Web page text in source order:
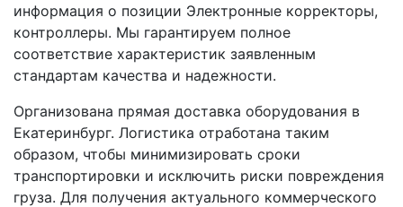
информация о позиции Электронные корректоры,
контроллеры. Мы гарантируем полное
соответствие характеристик заявленным
стандартам качества и надежности.
Организована прямая доставка оборудования в
Екатеринбург. Логистика отработана таким
образом, чтобы минимизировать сроки
транспортировки и исключить риски повреждения
груза. Для получения актуального коммерческого